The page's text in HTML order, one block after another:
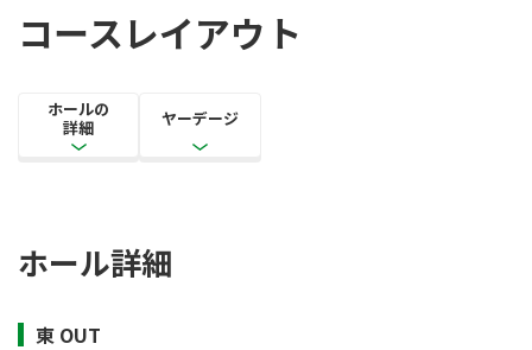
コースレイアウト
ホールの
詳細
ヤーデージ
ホール詳細
東 OUT